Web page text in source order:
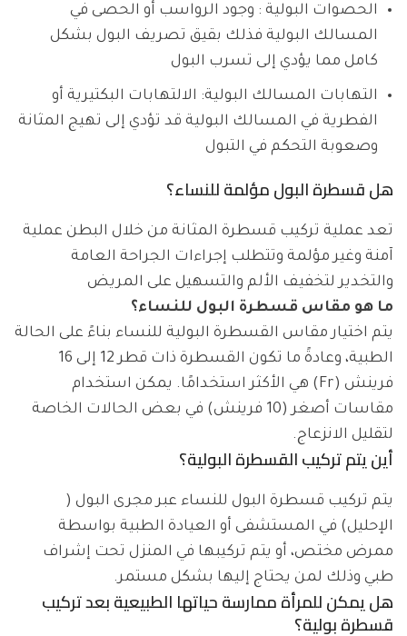
الحصوات البولية : وجود الرواسب أو الحصى في
المسالك البولية فذلك بقيق تصريف البول بشكل
كامل مما يؤدي إلى تسرب البول
التهابات المسالك البولية: الالتهابات البكتيرية أو
الفطرية في المسالك البولية قد تؤدي إلى تهيج المثانة
وصعوبة التحكم في التبول
هل قسطرة البول مؤلمة للنساء؟
تعد عملية تركيب قسطرة المثانة من خلال البطن عملية
آمنة وغير مؤلمة وتتطلب إجراءات الجراحة العامة
والتخدير لتخفيف الألم والتسهيل على المريض
ما هو مقاس قسطرة البول للنساء؟
يتم اختيار مقاس القسطرة البولية للنساء بناءً على الحالة
الطبية، وعادةً ما تكون القسطرة ذات قطر 12 إلى 16
فرينش (Fr) هي الأكثر استخدامًا. يمكن استخدام
مقاسات أصغر (10 فرينش) في بعض الحالات الخاصة
لتقليل الانزعاج.
أين يتم تركيب القسطرة البولية؟
يتم تركيب قسطرة البول للنساء عبر مجرى البول (
الإحليل) في المستشفى أو العيادة الطبية بواسطة
ممرض مختص، أو يتم تركيبها في المنزل تحت إشراف
طبي وذلك لمن يحتاج إليها بشكل مستمر.
هل يمكن للمرأة ممارسة حياتها الطبيعية بعد تركيب
قسطرة بولية؟